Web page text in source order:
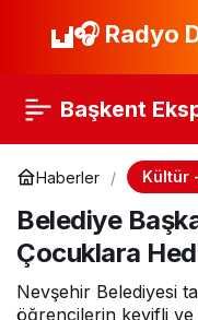
🎧 Radyo
Başkent
Haberler Kültür
Belediye
Çocuklara
Nevşehir Belediyesi
öğrencilerin keyifli ve
İBB Şehir
Oyunu Seyirciyle
Buluşturuyor